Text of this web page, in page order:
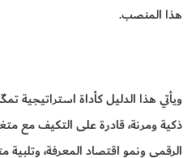
هذا المنصب.
ويأتي هذا الدليل كأداة
ذكية ومرنة، قادرة على التكيف مع
الرقمي ونمو اقتصاد المعرفة،